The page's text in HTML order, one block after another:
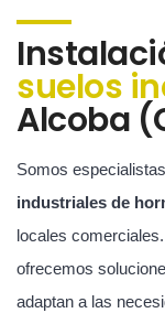
suelos
Alcoba
Somos
industriales de
locales
ofrecemos
adaptan a las